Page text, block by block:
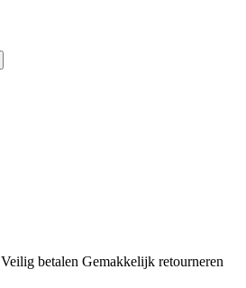
Veilig betalen Gemakkelijk retourneren